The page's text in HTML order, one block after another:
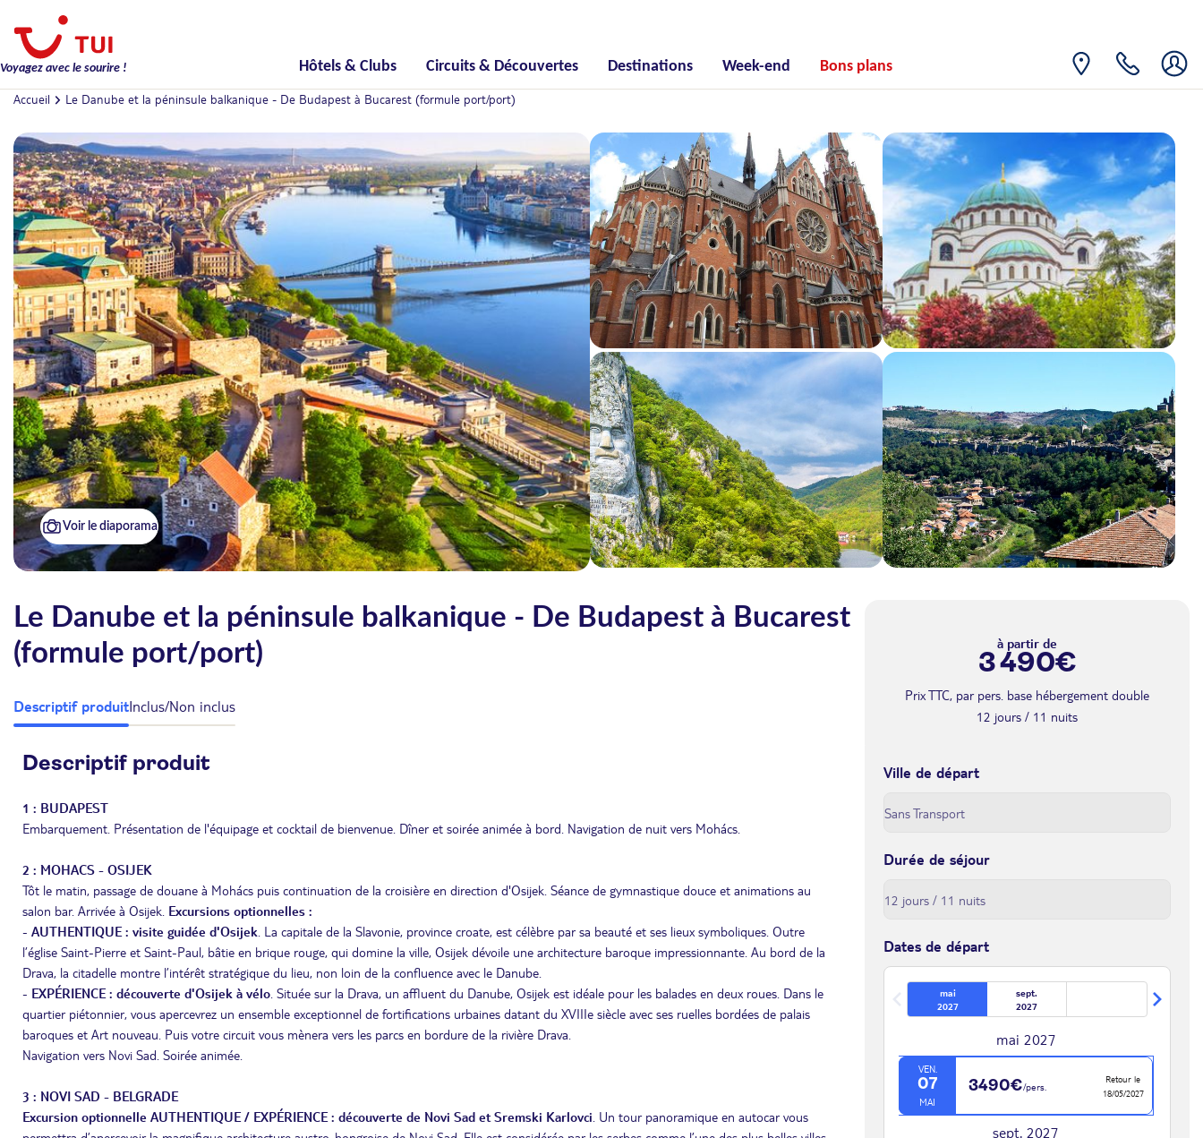
Voyagez avec le sourire ! Hôtels & Clubs Circuits & Découvertes Destinations Week-end Bons plans
Accueil Le Danube et la péninsule balkanique - De Budapest à Bucarest (formule port/port)
Voir le diaporama
Le Danube et la péninsule balkanique - De Budapest à Bucarest
(formule port/port)
Descriptif produitInclus/Non inclus
Descriptif produit
1 : BUDAPEST
Embarquement. Présentation de l'équipage et cocktail de bienvenue. Dîner et soirée animée à bord. Navigation de nuit vers Mohács.
2 : MOHACS - OSIJEK
Tôt le matin, passage de douane à Mohács puis continuation de la croisière en direction d'Osijek. Séance de gymnastique douce et animations au
salon bar. Arrivée à Osijek. Excursions optionnelles :
- AUTHENTIQUE : visite guidée d'Osijek . La capitale de la Slavonie, province croate, est célèbre par sa beauté et ses lieux symboliques. Outre
l’église Saint-Pierre et Saint-Paul, bâtie en brique rouge, qui domine la ville, Osijek dévoile une architecture baroque impressionnante. Au bord de la
Drava, la citadelle montre l’intérêt stratégique du lieu, non loin de la confluence avec le Danube.
- EXPÉRIENCE : découverte d'Osijek à vélo . Située sur la Drava, un affluent du Danube, Osijek est idéale pour les balades en deux roues. Dans le
quartier piétonnier, vous apercevrez un ensemble exceptionnel de fortifications urbaines datant du XVIIIe siècle avec ses ruelles bordées de palais
baroques et Art nouveau. Puis votre circuit vous mènera vers les parcs en bordure de la rivière Drava.
Navigation vers Novi Sad. Soirée animée.
3 : NOVI SAD - BELGRADE
Excursion optionnelle AUTHENTIQUE / EXPÉRIENCE : découverte de Novi Sad et Sremski Karlovci . Un tour panoramique en autocar vous
à partir de
3 490€
Prix TTC, par pers. base hébergement double
12 jours / 11 nuits
Ville de départ
Durée de séjour
Dates de départ
mai
2027
sept.
2027
mai 2027
VEN.
07
MAI
3490€/pers.
Retour le
18/05/2027
sept. 2027